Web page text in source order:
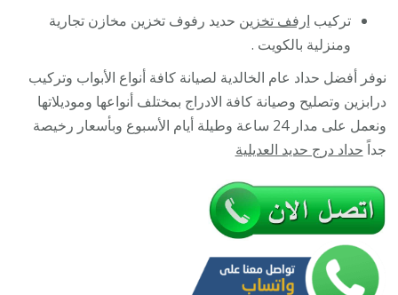
تركيب ارفف تخزين حديد رفوف تخزين مخازن تجارية
ومنزلية بالكويت .
نوفر أفضل حداد عام الخالدية لصيانة كافة أنواع الأبواب وتركيب
درابزين وتصليح وصيانة كافة الادراج بمختلف أنواعها وموديلاتها
ونعمل على مدار 24 ساعة وطيلة أيام الأسبوع وبأسعار رخيصة
جداًحداد درج حديد العديلية